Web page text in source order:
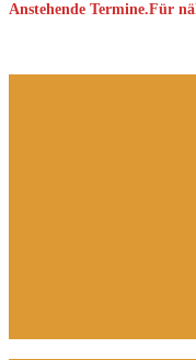
Anstehende Termine.Für